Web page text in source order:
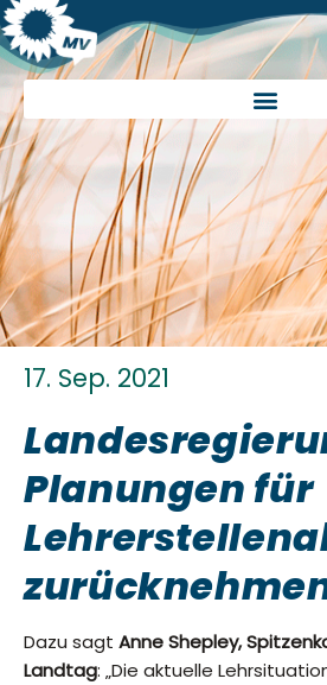
17. Sep. 2021
Planungen für
Dazu sagt Anne Shepley,
Landtag: „Die aktuelle